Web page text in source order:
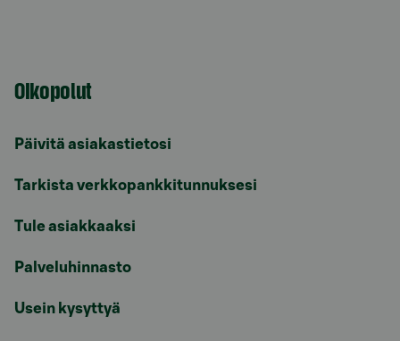
Oikopolut
Päivitä asiakastietosi
Tarkista verkkopankkitunnuksesi
Tule asiakkaaksi
Palveluhinnasto
Usein kysyttyä